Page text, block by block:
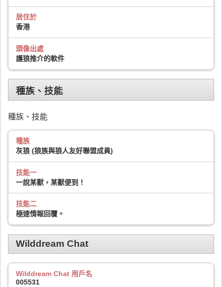
居住於
香港
頭像出處
護狼推介的軟件
種族、技能
種族、技能
種族
灰狼 (狼族與狼人友好聯盟成員)
技能一
一說某獸，某獸便到！
技能二
極速情報回覆。
Wilddream Chat
Wilddream Chat 用戶名
005531